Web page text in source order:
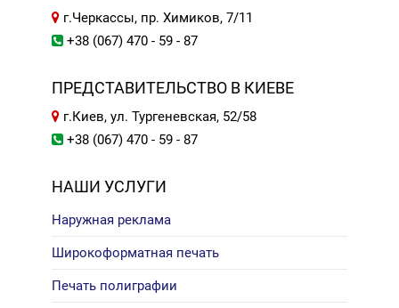
г.Черкассы, пр. Химиков, 7/11
+38 (067) 470 - 59 - 87
ПРЕДСТАВИТЕЛЬСТВО В КИЕВЕ
г.Киев, ул. Тургеневская, 52/58
+38 (067) 470 - 59 - 87
НАШИ УСЛУГИ
Наружная реклама
Широкоформатная печать
Печать полиграфии